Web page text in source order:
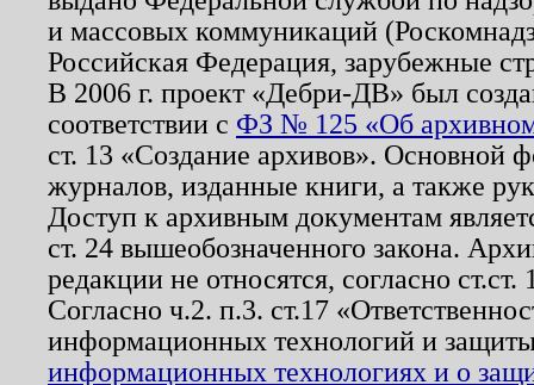
и массовых коммуникаций
Российская Федерация, зарубежные
В 2006 г. проект «Дебри-ДВ» был
соответствии с ФЗ № 125 «Об
ст. 13 «Создание архивов». Основной
журналов, изданные книги, а также
Доступ к архивным документам
ст. 24 вышеобозначенного закона.
редакции не относятся, согласно
Согласно ч.2. п.3. ст.17
информационных технологий и
информационных технологиях и о